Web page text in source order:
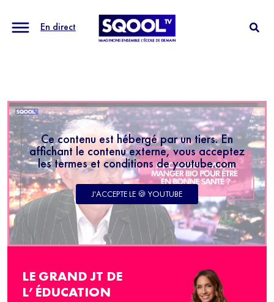
En direct
Ce contenu est hébergé par un tiers. En
affichant le contenu externe, vous acceptez
les termes et conditions de youtube.com
J'ACCEPTE LE 🍪 YOUTUBE
LE GRAND JT DE
L’ÉDUCATION